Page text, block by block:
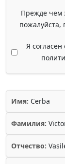
Прежде чем
пожалуйста,
Я
Имя: Cerba
Фамилия:
Отчество: